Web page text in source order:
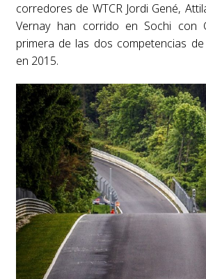
corredores de WTCR Jordi Gené,
Vernay han corrido en Sochi con
primera de las dos competencias
en 2015.